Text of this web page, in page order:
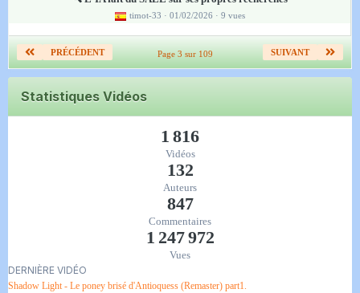
timot-33 · 01/02/2026 · 9 vues
PRÉCÉDENT SUIVANT
Page 3 sur 109
Statistiques Vidéos
1 816
Vidéos
132
Auteurs
847
Commentaires
1 247 972
Vues
DERNIÈRE VIDÉO
Shadow Light - Le poney brisé d'Antioquess (Remaster) part1.